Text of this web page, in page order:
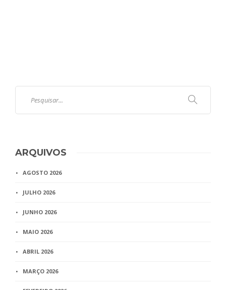
ARQUIVOS
AGOSTO 2026
JULHO 2026
JUNHO 2026
MAIO 2026
ABRIL 2026
MARÇO 2026